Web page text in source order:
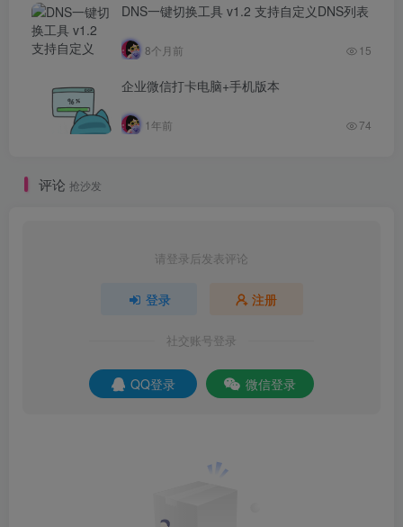
DNS一键切换工具 v1.2 支持自定义DNS列表
8个月前 15
企业微信打卡电脑+手机版本
1年前 74
评论 抢沙发
请登录后发表评论
登录 注册
社交账号登录
QQ登录 微信登录